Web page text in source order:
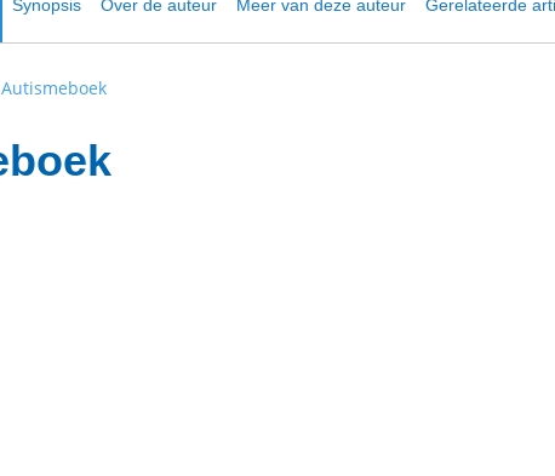
Synopsis Over de auteur Meer van deze auteur Gerelateerde